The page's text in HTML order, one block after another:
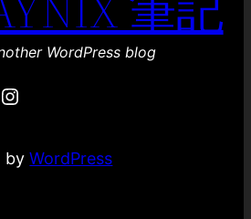
WordPress blog
Instagram
byWordPress